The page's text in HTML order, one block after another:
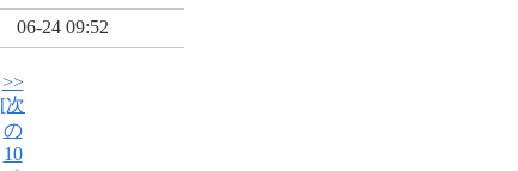
06-24 09:52
>>
[次
の
10